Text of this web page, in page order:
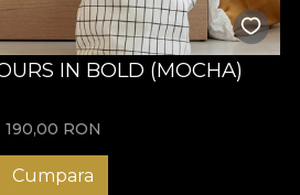
IN BOLD (MOCHA)
190,00 RON
Cumpara